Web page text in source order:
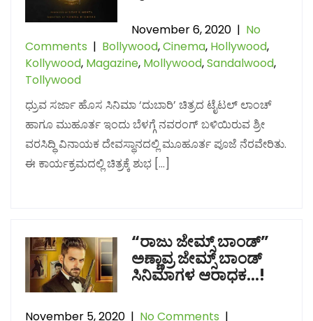
November 6, 2020 | No
Comments | Bollywood,Cinema, Hollywood,
Kollywood, Magazine, Mollywood,Sandalwood,
Tollywood
ಧ್ರುವ ಸರ್ಜಾ ಹೊಸ ಸಿನಿಮಾ ‘ದುಬಾರಿ’ ಚಿತ್ರದ ಟೈಟಲ್​ ಲಾಂಚ್​
ಹಾಗೂ ಮುಹೂರ್ತ ಇಂದು ಬೆಳಗ್ಗೆ ನವರಂಗ್ ಬಳಿಯಿರುವ ಶ್ರೀ
ವರಸಿದ್ಧಿ ವಿನಾಯಕ ದೇವಸ್ಥಾನದಲ್ಲಿ ಮೂಹೂರ್ತ ಪೂಜೆ ನೆರವೇರಿತು.
ಈ ಕಾರ್ಯಕ್ರಮದಲ್ಲಿ ಚಿತ್ರಕ್ಕೆ ಶುಭ […]
“ರಾಜು ಜೇಮ್ಸ್ ಬಾಂಡ್”
ಅಣ್ಣಾವ್ರ ಜೇಮ್ಸ್ ಬಾಂಡ್
ಸಿನಿಮಾಗಳ ಆರಾಧಕ…!
November 5, 2020 | No Comments |